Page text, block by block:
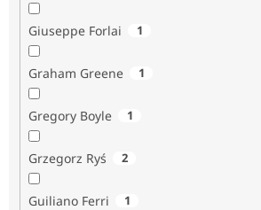
Giuseppe Forlai 1
Graham Greene 1
Gregory Boyle 1
Grzegorz Ryś 2
Guiliano Ferri 1